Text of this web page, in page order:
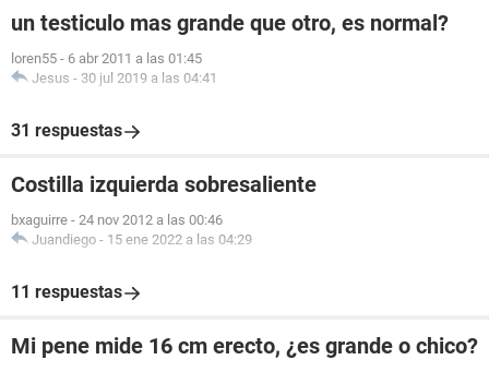
un testiculo mas grande que otro, es normal?
loren55 - 6 abr 2011 a las 01:45
Jesus - 30 jul 2019 a las 04:41
31 respuestas
Costilla izquierda sobresaliente
bxaguirre - 24 nov 2012 a las 00:46
Juandiego - 15 ene 2022 a las 04:29
11 respuestas
Mi pene mide 16 cm erecto, ¿es grande o chico?